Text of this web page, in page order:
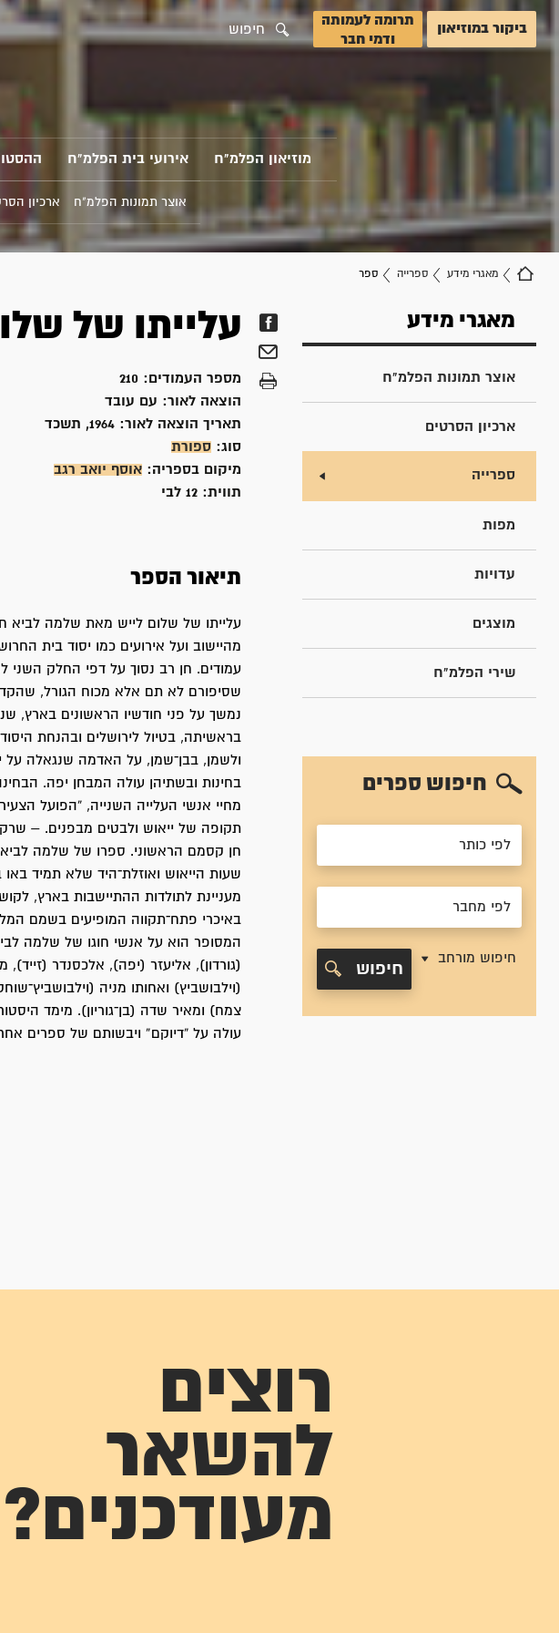
ביקור במוזיאון
תרומה לעמותה
ודמי חבר
חיפוש
מוזיאון הפלמ"ח אירועי בית הפלמ"ח
אוצר תמונות הפלמ"ח ארכיון
מאגרי מידע ספרייה ספר
מאגרי מידע
אוצר תמונות הפלמ"ח
ארכיון הסרטים
ספרייה
מפות
עדויות
מוצגים
שירי הפלמ"ח
חיפוש ספרים
חיפוש מורחב
חיפוש
עלייתו של
מספר העמודים: 210
הוצאה לאור: עם עובד
תאריך הוצאה לאור:
סוג: ספורת
מיקום בספריה: אוסף יואב רגב
תווית: 12 לבי
תיאור הספר
עלייתו של שלום לייש מאת שלמה לביא
עמודים. חן רב נסוך על דפי החלק השני
שסיפורם לא תם אלא מכוח הגורל,
נמשך על פני חודשיו הראשונים בארץ,
בראשיתה, בטיול לירושלים ובהנחת
ולשמן, בבן־שמן, על האדמה שנגאלה על
בחינות ובשתיהן עולה המבחן יפה.
מחיי אנשי העלייה השנייה, “הפועל
תקופה של ייאוש ולבטים מבפנים. –
חן קסמם הראשוני. ספרו של שלמה
שעות הייאוש ואוזלת־היד שלא תמיד
מעניינת לתולדות ההתיישבות בארץ,
באיכרי פתח־תקווה המופיעים בשמם
המסופר הוא על אנשי חוגו של שלמה
(גורדון), אליעזר (יפה), אלכסנדר (זייד),
(וילבושביץ) ואחותו מניה
צמח) ומאיר שדה (בן־גוריון). מימד
עולה על “דיוקם” ויבשותם של ספרים
רוצים
להשאר
מעודכנים?